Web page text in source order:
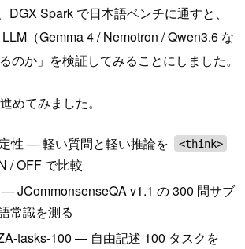
DGX Spark で日本語ベンチに通すと、
（Gemma 4 / Nemotron / Qwen3.6 な
のか」を検証してみることにしました。
めてみました。
性 — 軽い質問と軽い推論を <think>
/ OFF で比較
JCommonsenseQA v1.1 の 300 問サブ
常識を測る
tasks-100 — 自由記述 100 タスクを